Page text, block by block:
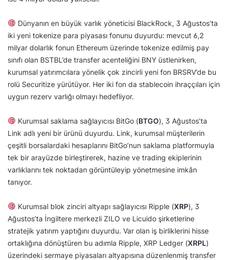
Dünyanın en büyük varlık yöneticisi BlackRock, 3 Ağustos’ta
iki yeni tokenize para piyasası fonunu duyurdu: mevcut 6,2
milyar dolarlık fonun Ethereum üzerinde tokenize edilmiş pay
sınıfı olan BSTBL’de transfer acenteliğini BNY üstlenirken,
kurumsal yatırımcılara yönelik çok zincirli yeni fon BRSRV’de bu
rolü Securitize yürütüyor. Her iki fon da stablecoin ihraççıları için
uygun rezerv varlığı olmayı hedefliyor.
Kurumsal saklama sağlayıcısı BitGo (BTGO), 3 Ağustos’ta
Link adlı yeni bir ürünü duyurdu. Link, kurumsal müşterilerin
çeşitli borsalardaki hesaplarını BitGo’nun saklama platformuyla
tek bir arayüzde birleştirerek, hazine ve trading ekiplerinin
varlıklarını tek noktadan görüntüleyip yönetmesine imkân
tanıyor.
Kurumsal blok zinciri altyapı sağlayıcısı Ripple (XRP), 3
Ağustos’ta İngiltere merkezli ZILO ve Licuido şirketlerine
stratejik yatırım yaptığını duyurdu. Var olan iş birliklerini hisse
ortaklığına dönüştüren bu adımla Ripple, XRP Ledger (XRPL)
üzerindeki sermaye piyasaları altyapısına düzenlenmiş transfer